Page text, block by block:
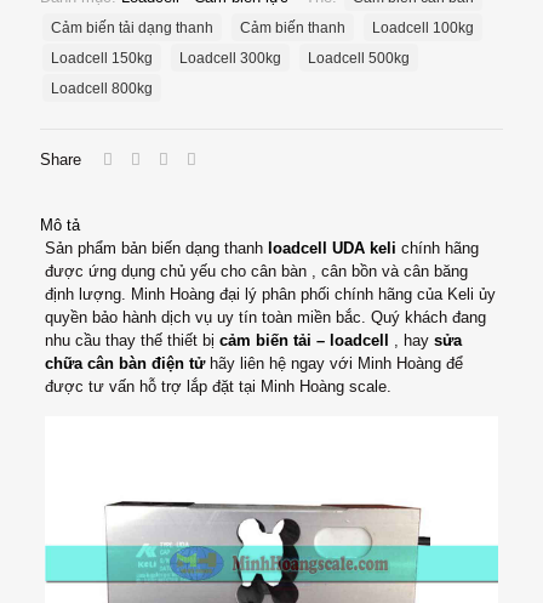
lượng
Cảm biến tải dạng thanh
Cảm biến thanh
Loadcell 100kg
Loadcell 150kg
Loadcell 300kg
Loadcell 500kg
Loadcell 800kg
Share
Mô tả
Sản phẩm bản biến dạng thanh loadcell UDA keli chính hãng
được ứng dụng chủ yếu cho cân bàn , cân bồn và cân băng
định lượng. Minh Hoàng đại lý phân phối chính hãng của Keli ủy
quyền bảo hành dịch vụ uy tín toàn miền bắc. Quý khách đang
nhu cầu thay thế thiết bị cảm biến tải – loadcell , hay sửa
chữa cân bàn điện tửhãy liên hệ ngay với Minh Hoàng để
được tư vấn hỗ trợ lắp đặt tại Minh Hoàng scale.